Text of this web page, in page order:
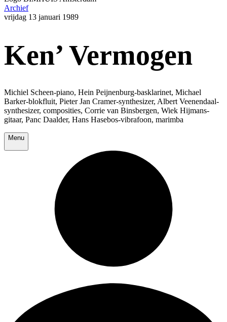
Archief
vrijdag 13 januari 1989
Ken’ Vermogen
Michiel Scheen-piano, Hein Peijnenburg-basklarinet, Michael
Barker-blokfluit, Pieter Jan Cramer-synthesizer, Albert Veenendaal-
synthesizer, composities, Corrie van Binsbergen, Wiek Hijmans-
gitaar, Panc Daalder, Hans Hasebos-vibrafoon, marimba
Menu